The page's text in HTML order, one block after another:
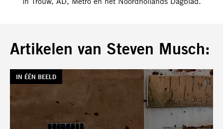
Artikelen van Steven Musch:
TAG:
IN ÉÉN BEELD